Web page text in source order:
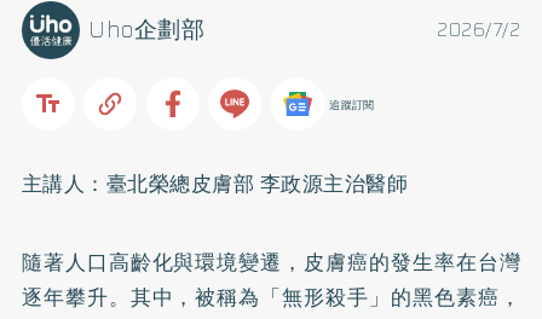
2026/7/2
Uho企劃部
追蹤訂閱
主講人：臺北榮總皮膚部 李政源主治醫師
隨著人口高齡化與環境變遷，皮膚癌的發生率在台灣
逐年攀升。其中，被稱為「無形殺手」的黑色素癌，